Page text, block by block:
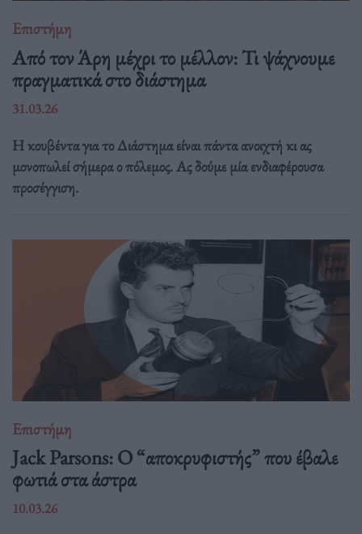
Επιστήμη
Από τον Άρη μέχρι το μέλλον: Τι ψάχνουμε
πραγματικά στο διάστημα
31.03.26
Η κουβέντα για το Διάστημα είναι πάντα ανοιχτή κι ας
μονοπωλεί σήμερα ο πόλεμος. Ας δούμε μία ενδιαφέρουσα
προσέγγιση.
Επιστήμη
Jack Parsons: O “αποκρυφιστής” που έβαλε
φωτιά στα άστρα
10.03.26